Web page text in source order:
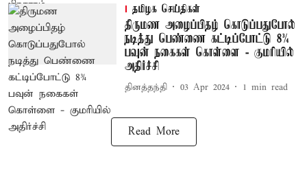
தமிழக செய்திகள்
திருமண அழைப்பிதழ் கொடுப்பதுபோல்
நடித்து பெண்ணை கட்டிப்போட்டு 8¾
பவுன் நகைகள் கொள்ளை - குமரியில்
அதிர்ச்சி
தினத்தந்தி 03 Apr 2024 1 min read
Read More